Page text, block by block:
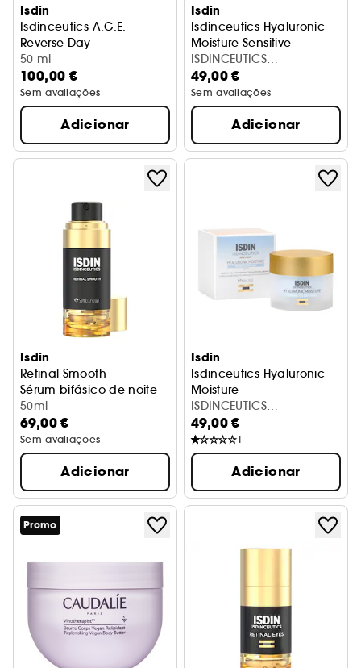
Isdin
Isdinceutics A.G.E.
Reverse Day
Creme antidade tripla ação antienvelhecimento
50 ml
100,00 €
Sem avaliações
Adicionar
Isdin
Isdinceutics Hyaluronic
Moisture Sensitive
Creme hidratante pele
ISDINCEUTICS
HYALURONIC SENSITIVE
49,00 €
Sem avaliações
Adicionar
Isdin
Retinal Smooth
Sérum bifásico de noite
50ml
69,00 €
Sem avaliações
Adicionar
Isdin
Isdinceutics Hyaluronic
Moisture
Creme hidratante para pele
ISDINCEUTICS
HYALURONIC MOISTURE
NORMAL
49,00 €
1
Adicionar
Promo